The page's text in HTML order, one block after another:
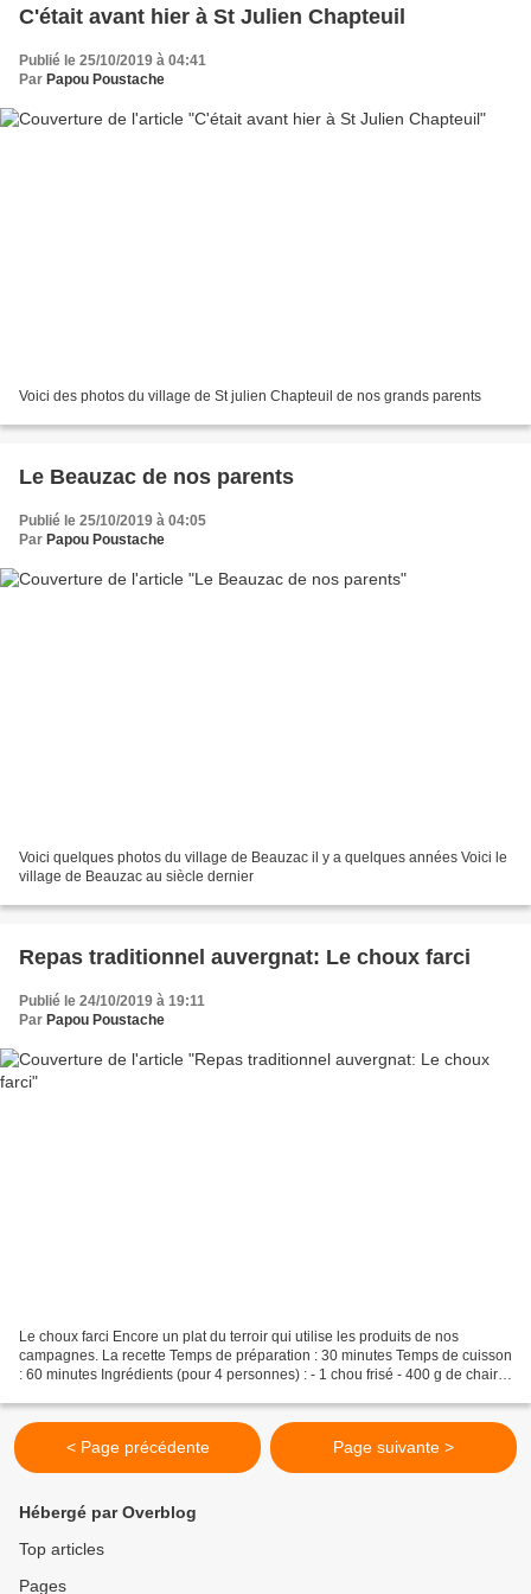
C'était avant hier à St Julien Chapteuil
Publié le 25/10/2019 à 04:41
Par Papou Poustache
Voici des photos du village de St julien Chapteuil de nos grands parents
Le Beauzac de nos parents
Publié le 25/10/2019 à 04:05
Par Papou Poustache
Voici quelques photos du village de Beauzac il y a quelques années Voici le
village de Beauzac au siècle dernier
Repas traditionnel auvergnat: Le choux farci
Publié le 24/10/2019 à 19:11
Par Papou Poustache
Le choux farci Encore un plat du terroir qui utilise les produits de nos
campagnes. La recette Temps de préparation : 30 minutes Temps de cuisson
: 60 minutes Ingrédients (pour 4 personnes) : - 1 chou frisé - 400 g de chair à
< Page précédente Page suivante >
Hébergé par Overblog
Top articles
Pages